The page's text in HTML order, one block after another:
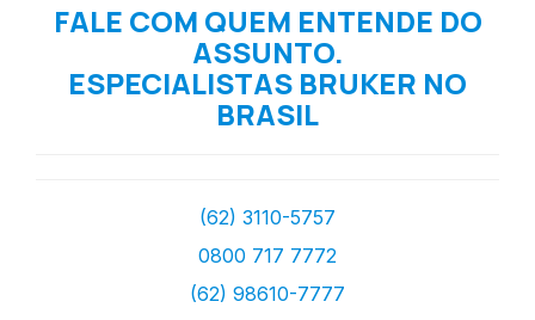
FALE COM QUEM ENTENDE DO
ASSUNTO.
ESPECIALISTAS BRUKER NO
BRASIL
(62) 3110-5757
0800 717 7772
(62) 98610-7777